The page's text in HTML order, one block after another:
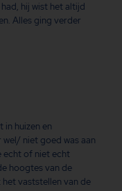
hij wist het altijd
Alles ging verder
in huizen en
wel/ niet goed was aan
echt of niet echt
hoogtes van de
vaststellen van de